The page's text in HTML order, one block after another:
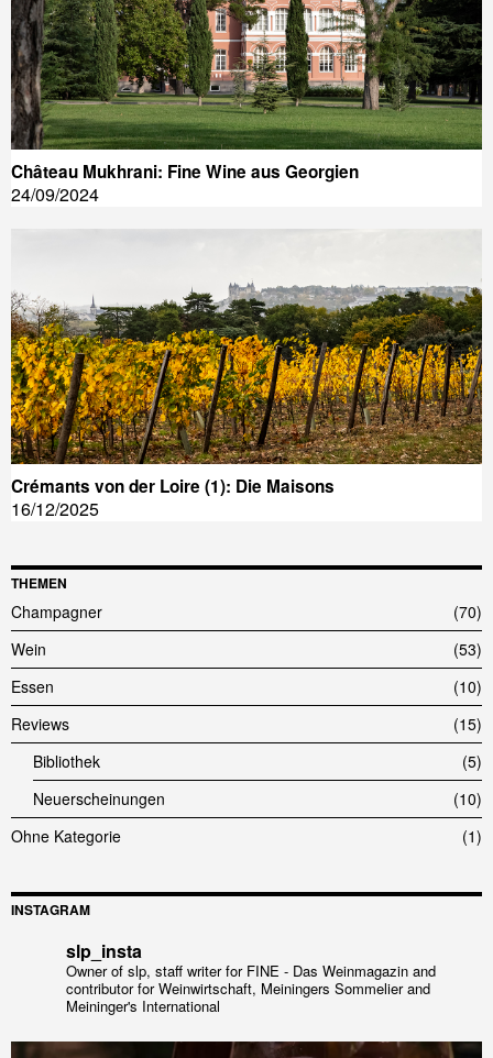
Château Mukhrani: Fine Wine aus Georgien
24/09/2024
Crémants von der Loire (1): Die Maisons
16/12/2025
THEMEN
Champagner
70
Wein
53
Essen
10
Reviews
15
Bibliothek
5
Neuerscheinungen
10
Ohne Kategorie
1
INSTAGRAM
slp_insta
Owner of slp, staff writer for FINE - Das Weinmagazin and
contributor for Weinwirtschaft, Meiningers Sommelier and
Meininger's International